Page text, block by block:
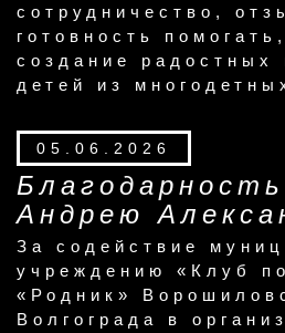
сотрудничество,
готовность
создание радостных
детей из
05.06.2026
Андрею
За содействие
учреждению «Клуб
«Родник»
Волгограда в